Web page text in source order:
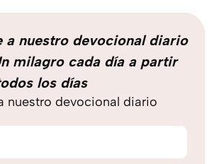
a nuestro devocional diario
milagro cada día a partir
los días
nuestro devocional diario